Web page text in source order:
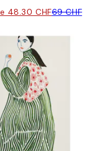
48.30 CHF69 CHF